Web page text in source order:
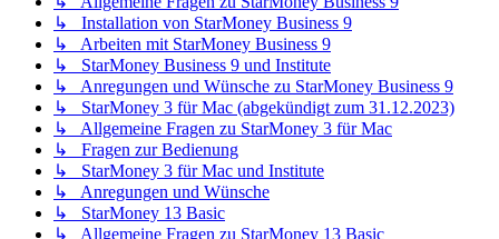
↳ Installation von StarMoney Business 9
↳ Arbeiten mit StarMoney Business 9
↳ StarMoney Business 9 und Institute
↳ Anregungen und Wünsche zu StarMoney Business 9
↳ StarMoney 3 für Mac (abgekündigt zum 31.12.2023)
↳ Allgemeine Fragen zu StarMoney 3 für Mac
↳ Fragen zur Bedienung
↳ StarMoney 3 für Mac und Institute
↳ Anregungen und Wünsche
↳ StarMoney 13 Basic
↳ Allgemeine Fragen zu StarMoney 13 Basic